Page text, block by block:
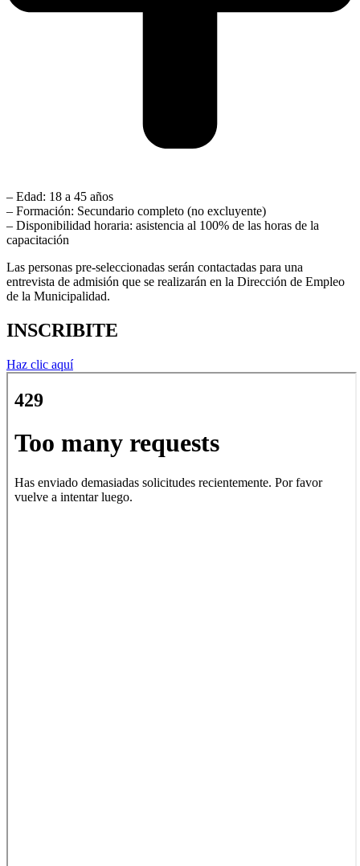
– Edad: 18 a 45 años
– Formación: Secundario completo (no excluyente)
– Disponibilidad horaria: asistencia al 100% de las horas de la
capacitación
Las personas pre-seleccionadas serán contactadas para una
entrevista de admisión que se realizarán en la Dirección de Empleo
de la Municipalidad.
INSCRIBITE
Haz clic aquí